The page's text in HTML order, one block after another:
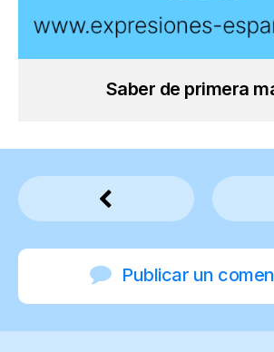
Saber de primera
Publicar un